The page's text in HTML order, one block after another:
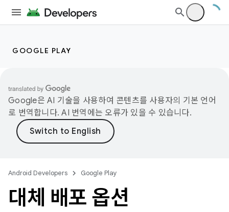
GOOGLE PLAY
Google은 AI 기술을 사용하여 콘텐츠를 사용자의 기본 언어
로 번역합니다. AI 번역에는 오류가 있을 수 있습니다.
Android Developers Google Play
대체 배포 옵션